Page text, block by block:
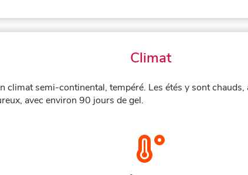
Climat
semi-continental, tempéré. Les étés y sont
avec environ 90 jours de gel.